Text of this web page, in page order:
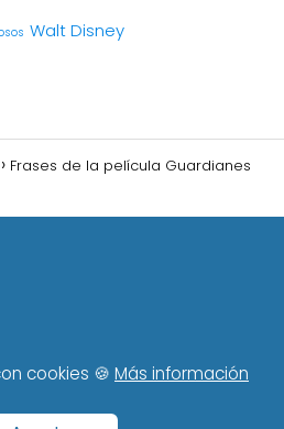
Walt Disney
Frases de la película Guardianes
cookies 🍪 Más información